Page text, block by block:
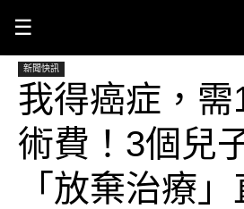
☰
新聞快訊
我得癌症，需
術費！3個兒
「放棄治療